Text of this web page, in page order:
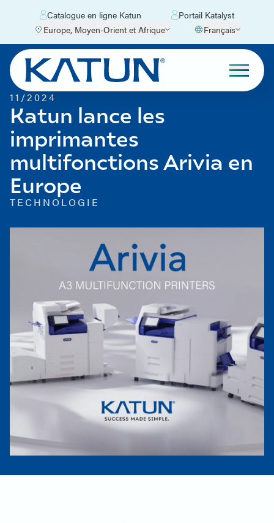
Catalogue en ligne Katun
Portail Katalyst
Europe, Moyen-Orient et Afrique
Français
11/2024
Katun lance les
imprimantes
multifonctions Arivia en
Europe
TECHNOLOGIE